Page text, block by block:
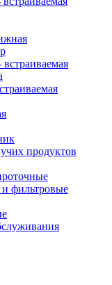
продуктов
фильтровые